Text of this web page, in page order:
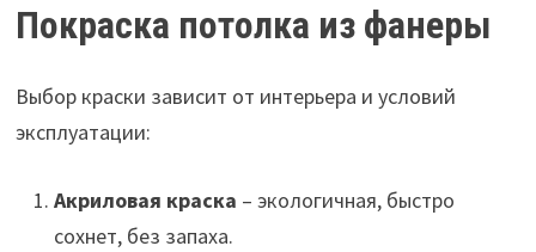
Покраска потолка из фанеры
Выбор краски зависит от интерьера и условий
эксплуатации:
Акриловая краска – экологичная, быстро
сохнет, без запаха.